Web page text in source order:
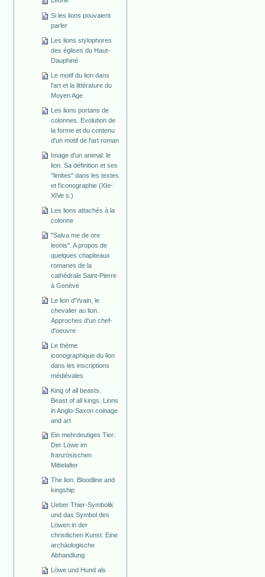
Si les lions pouvaient
parler
Les lions stylophores
des églises du Haut-
Dauphiné
Le motif du lion dans
l'art et la littérature du
Moyen Age
Les lions portans de
colonnes. Evolution de
la forme et du contenu
d'un motif de l'art roman
Image d'un animal: le
lion. Sa définition et ses
"limites" dans les textes
et l'iconographie (XIe-
XIVe s.)
Les lions attachés à la
colonne
"Salva me de ore
leonis". A propos de
quelques chapiteaux
romanes de la
cathédrale Saint-Pierre
à Genève
Le lion d'Yvain, le
chevalier au lion.
Approches d'un chef-
d'oeuvre
Le thème
iconographique du lion
dans les inscriptions
médiévales
King of all beasts.
Beast of all kings. Lions
in Anglo-Saxon coinage
and art
Ein mehrdeutiges Tier:
Der Löwe im
französischen
Mittelalter
The lion. Bloodline and
kingship
Ueber Thier-Symbolik
und das Symbol des
Löwen in der
christlichen Kunst. Eine
archäologische
Abhandlung
Löwe und Hund als